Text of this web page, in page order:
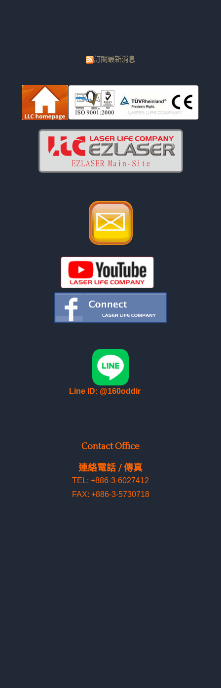
訂閱最新消息
Line ID: @160oddir
Contact Office
連絡電話 / 傳真
TEL: +886-3-6027412
FAX: +886-3-5730718